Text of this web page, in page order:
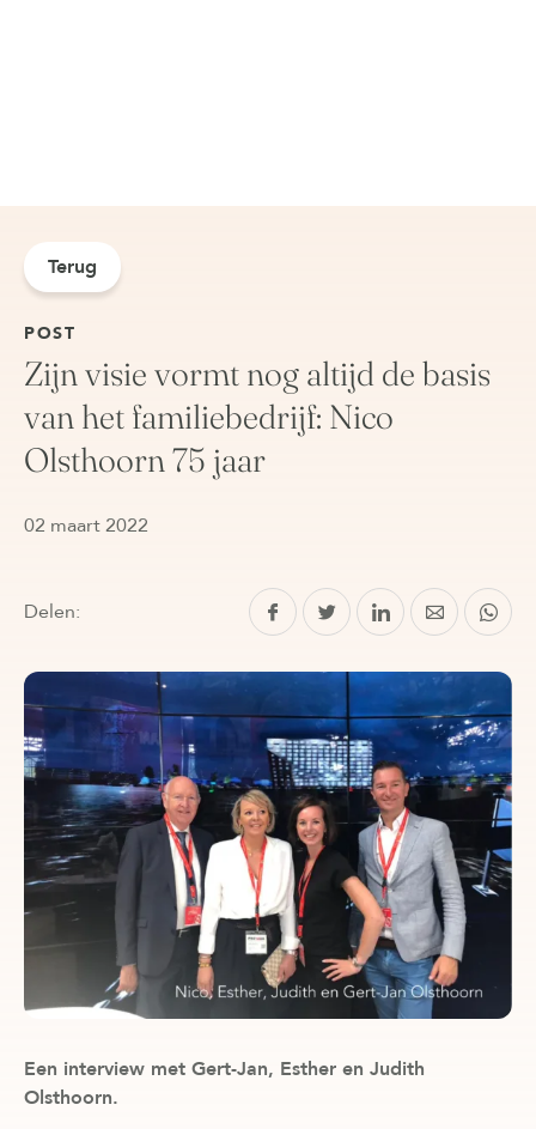
Terug
POST
Zijn visie vormt nog altijd de basis
van het familiebedrijf: Nico
Olsthoorn 75 jaar
02 maart 2022
Delen:
Een interview met Gert-Jan, Esther en Judith
Olsthoorn.